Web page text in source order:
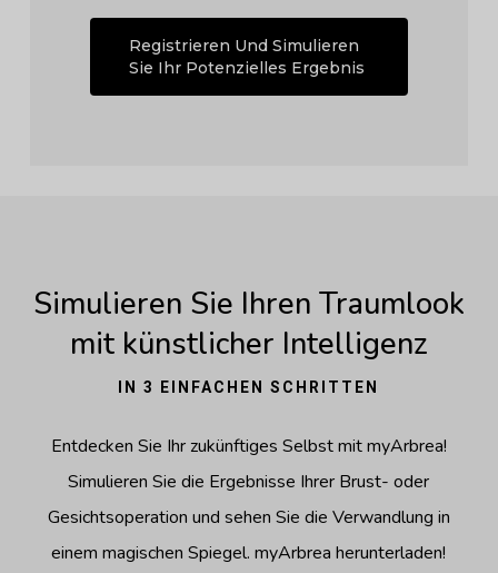
Registrieren Und Simulieren
Sie Ihr Potenzielles Ergebnis
Simulieren Sie Ihren Traumlook
mit künstlicher Intelligenz
IN 3 EINFACHEN SCHRITTEN
Entdecken Sie Ihr zukünftiges Selbst mit myArbrea!
Simulieren Sie die Ergebnisse Ihrer Brust- oder
Gesichtsoperation und sehen Sie die Verwandlung in
einem magischen Spiegel. myArbrea herunterladen!